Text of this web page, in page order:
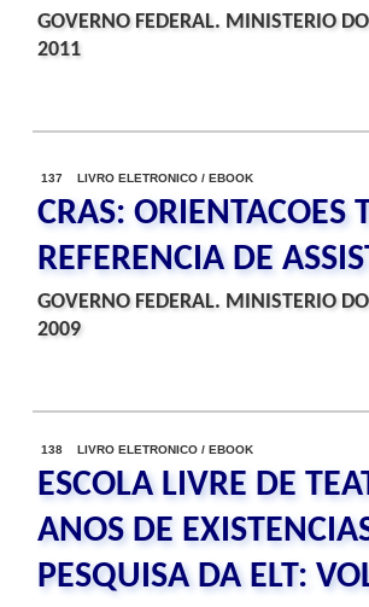
GOVERNO FEDERAL. MINISTERIO
2011
137 LIVRO ELETRONICO / EBOOK
CRAS: ORIENTACOES
REFERENCIA DE
GOVERNO FEDERAL. MINISTERIO
2009
138 LIVRO ELETRONICO / EBOOK
ESCOLA LIVRE DE
ANOS DE
PESQUISA DA ELT: